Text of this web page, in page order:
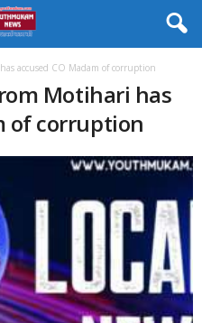
accused CO Madam of corruption
Motihari has
of corruption